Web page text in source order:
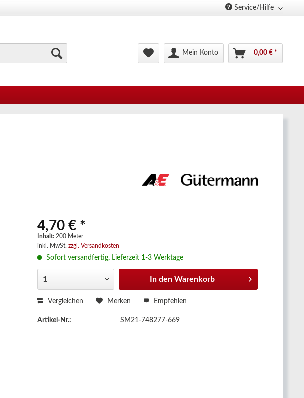
Service/Hilfe
Mein Konto 0,00 € *
4,70 € *
Inhalt:200 Meter
inkl. MwSt.zzgl. Versandkosten
Sofort versandfertig, Lieferzeit 1-3 Werktage
In den Warenkorb
Vergleichen Merken Empfehlen
Artikel-Nr.: SM21-748277-669